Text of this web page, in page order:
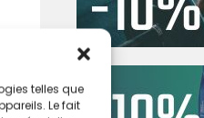
telles que
Le fait